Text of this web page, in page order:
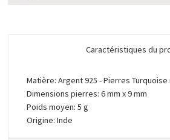
Caractéristiques du
Matière: Argent 925 - Pierres
Dimensions pierres: 6 mm x 9 mm
Poids moyen: 5 g
Origine: Inde